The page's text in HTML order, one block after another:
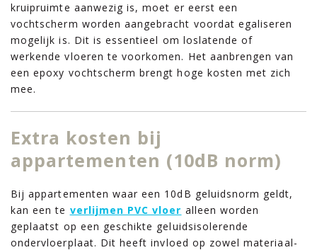
kruipruimte aanwezig is, moet er eerst een
vochtscherm worden aangebracht voordat egaliseren
mogelijk is. Dit is essentieel om loslatende of
werkende vloeren te voorkomen. Het aanbrengen van
een epoxy vochtscherm brengt hoge kosten met zich
mee.
Extra kosten bij
appartementen (10dB norm)
Bij appartementen waar een 10dB geluidsnorm geldt,
kan een te verlijmen PVC vloer alleen worden
geplaatst op een geschikte geluidsisolerende
ondervloerplaat. Dit heeft invloed op zowel materiaal-